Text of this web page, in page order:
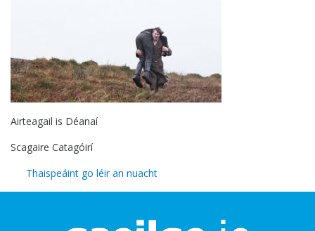
Airteagail is Déanaí
Scagaire Catagóirí
Thaispeáint go léir an nuacht